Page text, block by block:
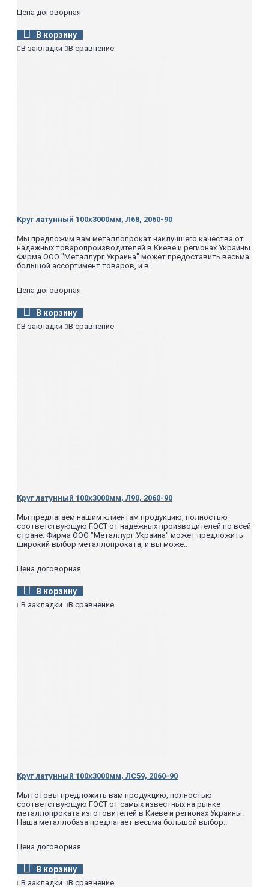
Цена договорная
В корзину
В закладки В сравнение
Круг латунный 100х3000мм, Л68, 2060-90
Мы предложим вам металлопрокат наилучшего качества от
надежных товаропроизводителей в Киеве и регионах Украины.
Фирма ООО "Металлург Украина" может предоставить весьма
большой ассортимент товаров, и в..
Цена договорная
В корзину
В закладки В сравнение
Круг латунный 100х3000мм, Л90, 2060-90
Мы предлагаем нашим клиентам продукцию, полностью
соответствующую ГОСТ от надежных производителей по всей
стране. Фирма ООО "Металлург Украина" может предложить
широкий выбор металлопроката, и вы може..
Цена договорная
В корзину
В закладки В сравнение
Круг латунный 100х3000мм, ЛС59, 2060-90
Мы готовы предложить вам продукцию, полностью
соответствующую ГОСТ от самых известных на рынке
металлопроката изготовителей в Киеве и регионах Украины.
Наша металлобаза предлагает весьма большой выбор..
Цена договорная
В корзину
В закладки В сравнение